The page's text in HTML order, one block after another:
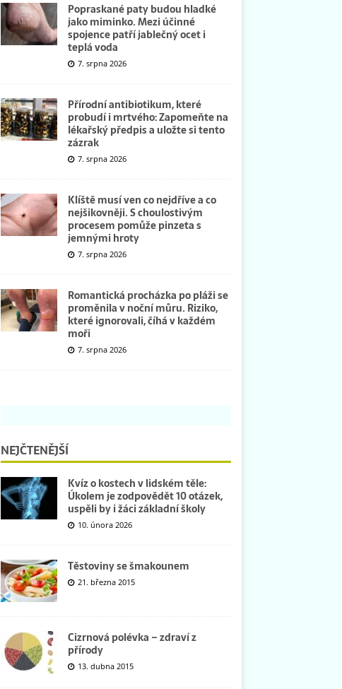
Popraskané paty budou hladké
jako miminko. Mezi účinné
spojence patří jablečný ocet i
teplá voda
7. srpna 2026
Přírodní antibiotikum, které
probudí i mrtvého: Zapomeňte na
lékařský předpis a uložte si tento
zázrak
7. srpna 2026
Klíště musí ven co nejdříve a co
nejšikovněji. S choulostivým
procesem pomůže pinzeta s
jemnými hroty
7. srpna 2026
Romantická procházka po pláži se
proměnila v noční můru. Riziko,
které ignorovali, číhá v každém
moři
7. srpna 2026
NEJČTENĚJŠÍ
Kvíz o kostech v lidském těle:
Úkolem je zodpovědět 10 otázek,
uspěli by i žáci základní školy
10. února 2026
Těstoviny se šmakounem
21. března 2015
Cizrnová polévka – zdraví z
přírody
13. dubna 2015